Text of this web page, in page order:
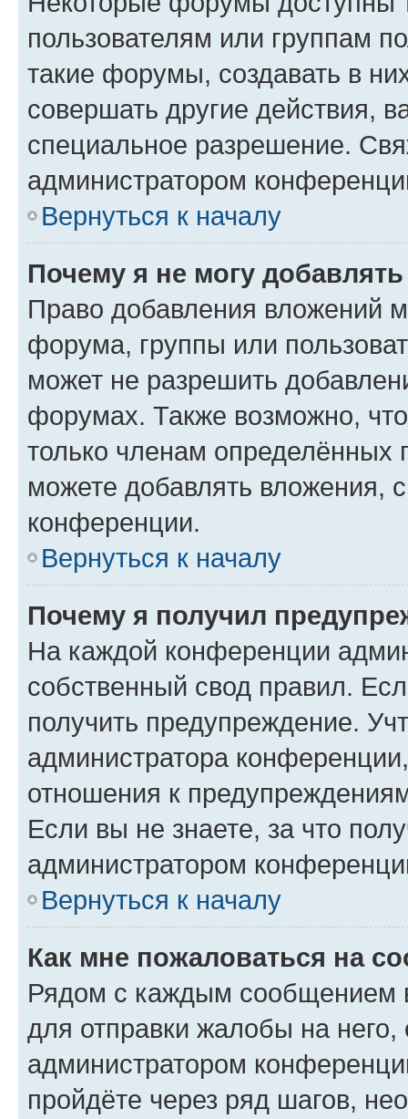
пользователям или группам
такие форумы, создавать в
совершать другие действия,
специальное разрешение.
администратором
Вернуться к началу
Почему я не могу
Право добавления вложений
форума, группы или
может не разрешить
форумах. Также возможно,
только членам определённых
можете добавлять вложения,
конференции.
Вернуться к началу
Почему я получил
На каждой конференции
собственный свод правил.
получить предупреждение.
администратора
отношения к
Если вы не знаете, за что
администратором
Вернуться к началу
Как мне пожаловаться на
Рядом с каждым сообщением
для отправки жалобы на
администратором
пройдёте через ряд шагов,